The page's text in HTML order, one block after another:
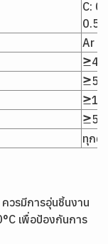
C:
Ar
≥50
ทุกต
วรมีการอุ่นชิ้นงาน
เพื่อป้องกันการ